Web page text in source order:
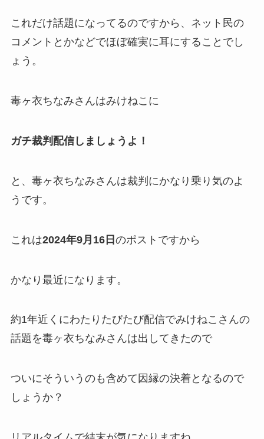
これだけ話題になってるのですから、ネット民の
コメントとかなどでほぼ確実に耳にする ことでし
ょう。
毒ヶ衣ちなみさんはみけねこに
ガチ裁判配信しましょうよ！
と、毒ヶ衣ちなみさんは裁判にかなり 乗り気のよ
うです。
これは2024年9月16日 のポストですから
かなり最近になります。
約1年近くにわたりたびたび配信でみけねこさんの
話題を毒ヶ衣ちなみさんは出してきたので
ついにそういうのも含めて 因縁の決着となるので
しょうか？